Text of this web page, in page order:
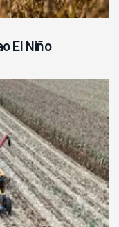
El Niño